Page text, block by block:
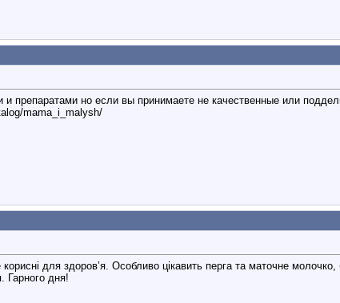
препаратами но если вы принимаете не качественные или
mama_i_malysh/
для здоров’я. Особливо цікавить перга та маточне
Гарного дня!